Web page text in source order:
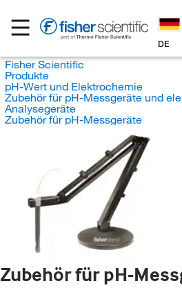
DE
Fisher Scientific
Produkte
pH-Wert und Elektrochemie
Zubehör für pH-Messgeräte und
Analysegeräte
Zubehör für pH-Messgeräte
Zubehör für pH-